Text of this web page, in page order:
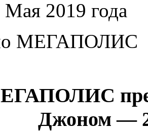
Мая 2019 года
МЕГАПОЛИС
Джоном —